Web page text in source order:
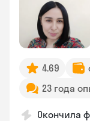
4.69
23 года
Окончила